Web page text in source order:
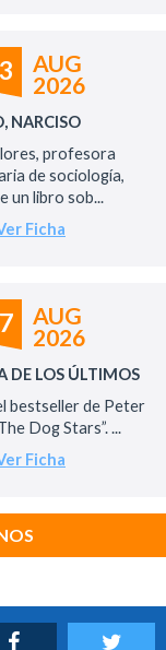
AUG
2026
NARCISO
profesora
de sociología,
un libro sob...
Ficha
AUG
2026
DE LOS ÚLTIMOS
bestseller de Peter
Dog Stars”. ...
Ficha